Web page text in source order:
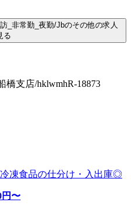
_非常勤_夜勤/Jbのその他の求人
る
橋支店/hklwmhR-18873
凍食品の仕分け・入出庫◎
円〜